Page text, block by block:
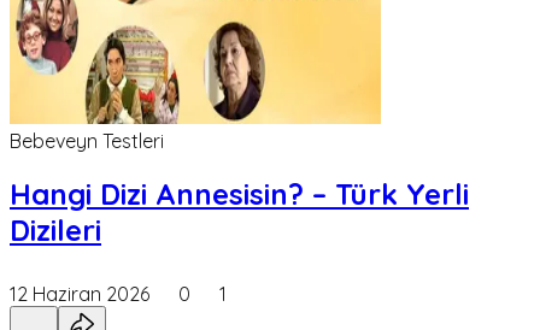
Bebeveyn Testleri
Hangi Dizi Annesisin? – Türk Yerli
Dizileri
12 Haziran 2026 0 1